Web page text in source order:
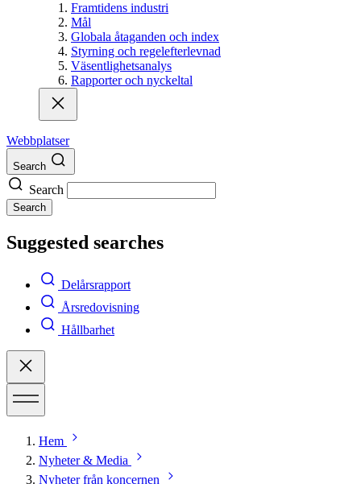
Framtidens industri
Mål
Globala åtaganden och index
Styrning och regelefterlevnad
Väsentlighetsanalys
Rapporter och nyckeltal
Webbplatser
Search
Search
Search
Suggested searches
Delårsrapport
Årsredovisning
Hållbarhet
Hem
Nyheter & Media
Nyheter från koncernen